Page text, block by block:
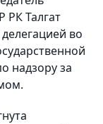
РК Талгат
во
надзору за